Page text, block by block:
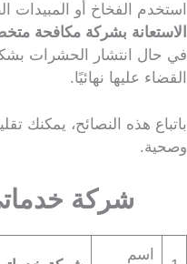
استخدم الفخاخ أو المبيدات
الاستعانة بشركة مكافحة
في حال انتشار الحشرات
القضاء عليها نهائيًا.
باتباع هذه النصائح،
وصحية.
شركة
اسم